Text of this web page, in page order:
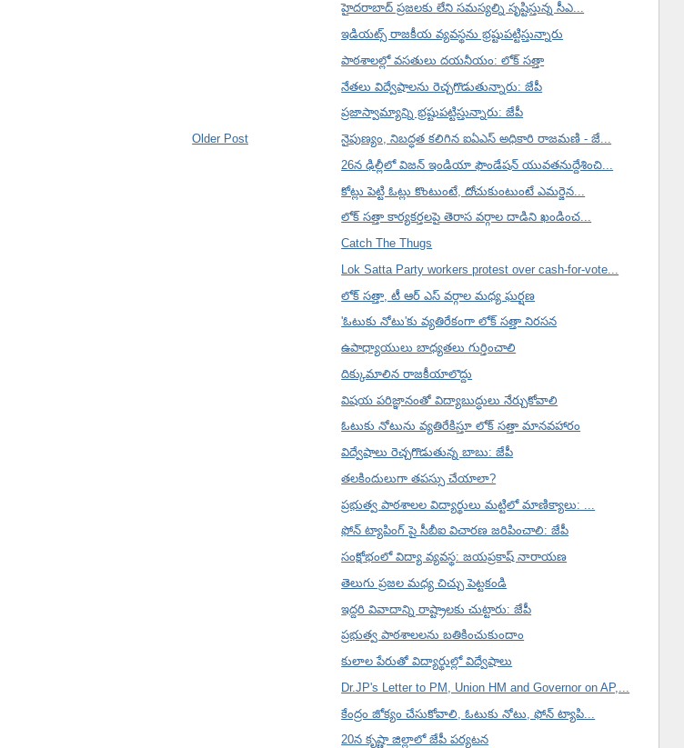
Older Post
హైదరాబాద్ ప్రజలకు లేని సమస్యల్ని సృష్టిస్తున్న సీఎ...
ఇడియట్స్ రాజకీయ వ్యవస్థను భ్రష్టుపట్టిస్తున్నారు
పాఠశాలల్లో వసతులు దయనీయం: లోక్ సత్తా
నేతలు విద్వేషాలను రెచ్చగొడుతున్నారు: జేపీ
ప్రజాస్వామ్యాన్ని భ్రష్టుపట్టిస్తున్నారు: జేపీ
నైపుణ్యం, నిబద్ధత కలిగిన ఐఏఎస్ అధికారి రాజమణి - జే...
26న ఢిల్లీలో విజన్ ఇండియా ఫౌండేషన్ యువతనుద్దేశించి...
కోట్లు పెట్టి ఓట్లు కొంటుంటే, దోచుకుంటుంటే ఎమర్జెన...
లోక్ సత్తా కార్యకర్తలపై తెరాస వర్గాల దాడిని ఖండించ...
Catch The Thugs
Lok Satta Party workers protest over cash-for-vote...
లోక్ సత్తా, టీ ఆర్ ఎస్ వర్గాల మధ్య ఘర్షణ
'ఓటుకు నోటు'కు వ్యతిరేకంగా లోక్ సత్తా నిరసన
ఉపాధ్యాయులు బాధ్యతలు గుర్తించాలి
దిక్కుమాలిన రాజకీయాలొద్దు
విషయ పరిజ్ఞానంతో విద్యాబుద్ధులు నేర్చుకోవాలి
ఓటుకు నోటును వ్యతిరేకిస్తూ లోక్ సత్తా మానవహారం
విద్వేషాలు రెచ్చగొడుతున్న బాబు: జేపీ
తలకిందులుగా తపస్సు చేయాలా?
ప్రభుత్వ పాఠశాలల విద్యార్థులు మట్టిలో మాణిక్యాలు: ...
ఫోన్ ట్యాపింగ్ పై సీబీఐ విచారణ జరిపించాలి: జేపీ
సంక్షోభంలో విద్యా వ్యవస్థ: జయప్రకాష్ నారాయణ
తెలుగు ప్రజల మధ్య చిచ్చు పెట్టకండి
ఇద్దరి వివాదాన్ని రాష్ట్రాలకు చుట్టారు: జేపీ
ప్రభుత్వ పాఠశాలలను బతికించుకుందాం
కులాల పేరుతో విద్యార్థుల్లో విద్వేషాలు
Dr.JP's Letter to PM, Union HM and Governor on AP,...
కేంద్రం జోక్యం చేసుకోవాలి, ఓటుకు నోటు, ఫోన్ ట్యాపి...
20న కృష్ణా జిల్లాలో జేపీ పర్యటన